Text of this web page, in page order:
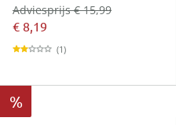
€ 8,19
Adviesprijs € 15,99
(1)
%